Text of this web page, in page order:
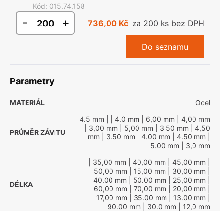
Kód: 015.74.158
- + 736,00 Kč za 200 ks bez DPH
Do seznamu
Parametry
MATERIÁL Ocel
PRŮMĚR ZÁVITU
4.5 mm | 4.0 mm | 6,00 mm | 4,00 mm
| 3,00 mm | 5,00 mm | 3,50 mm | 4,50
mm | 3.50 mm | 4.00 mm | 4.50 mm
5.00 mm | 3,0 mm
DÉLKA
| 35,00 mm | 40,00 mm | 45,00 mm
50,00 mm | 15,00 mm | 30,00 mm
40.00 mm | 50.00 mm | 25,00 mm
60,00 mm | 70,00 mm | 20,00 mm
17,00 mm | 35.00 mm | 13.00 mm
90.00 mm | 30.0 mm | 12,0 mm